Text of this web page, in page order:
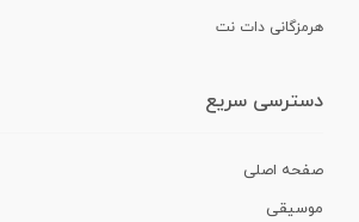
هرمزگانی دات نت
دسترسی سریع
صفحه اصلی
موسیقی